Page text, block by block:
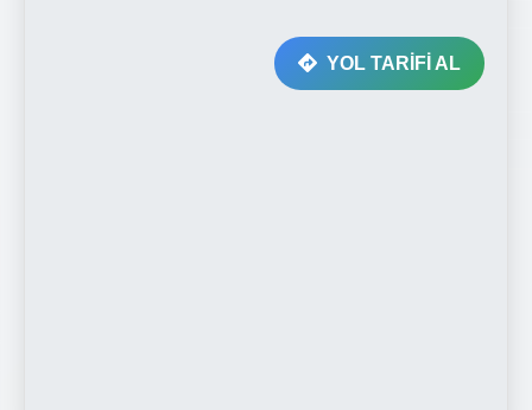
YOL TARİFİ AL